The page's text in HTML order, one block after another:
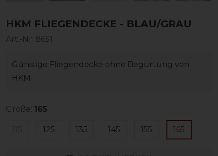
HKM FLIEGENDECKE - BLAU/GRAU
Art.-Nr: 8651
Günstige Fliegendecke ohne Begurtung von
HKM
Größe: 165
125 135 145 155 165